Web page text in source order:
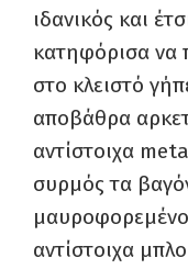
ιδανικός και
κατηφόρισα να
στο κλειστό
αποβάθρα
αντίστοιχα
συρμός τα
αντίστοιχα